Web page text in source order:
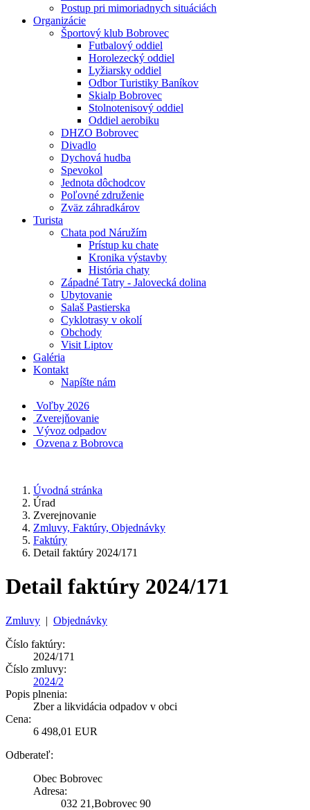
Postup pri mimoriadnych situáciách
Organizácie
Športový klub Bobrovec
Futbalový oddiel
Horolezecký oddiel
Lyžiarsky oddiel
Odbor Turistiky Baníkov
Skialp Bobrovec
Stolnotenisový oddiel
Oddiel aerobiku
DHZO Bobrovec
Divadlo
Dychová hudba
Spevokol
Jednota dôchodcov
Poľovné združenie
Zväz záhradkárov
Turista
Chata pod Náružím
Prístup ku chate
Kronika výstavby
História chaty
Západné Tatry - Jalovecká dolina
Ubytovanie
Salaš Pastierska
Cyklotrasy v okolí
Obchody
Visit Liptov
Galéria
Kontakt
Napíšte nám
Voľby 2026
Zverejňovanie
Vývoz odpadov
Ozvena z Bobrovca
Úvodná stránka
Úrad
Zverejnovanie
Zmluvy, Faktúry, Objednávky
Faktúry
Detail faktúry 2024/171
Detail faktúry 2024/171
Zmluvy | Objednávky
Číslo faktúry:
2024/171
Číslo zmluvy:
2024/2
Popis plnenia:
Zber a likvidácia odpadov v obci
Cena:
6 498,01 EUR
Odberateľ:
Obec Bobrovec
Adresa:
032 21,Bobrovec 90